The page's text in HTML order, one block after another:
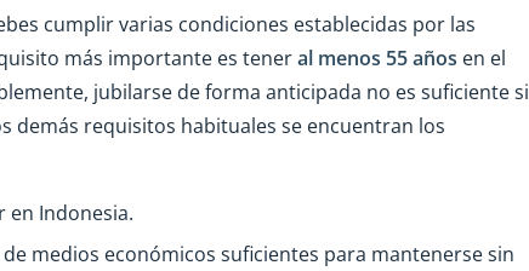
cumplir varias condiciones establecidas por las
más importante es teneral menos 55 años en el
jubilarse de forma anticipada no es suficiente si
demás requisitos habituales se encuentran los
en Indonesia.
medios económicos suficientes para mantenerse sin